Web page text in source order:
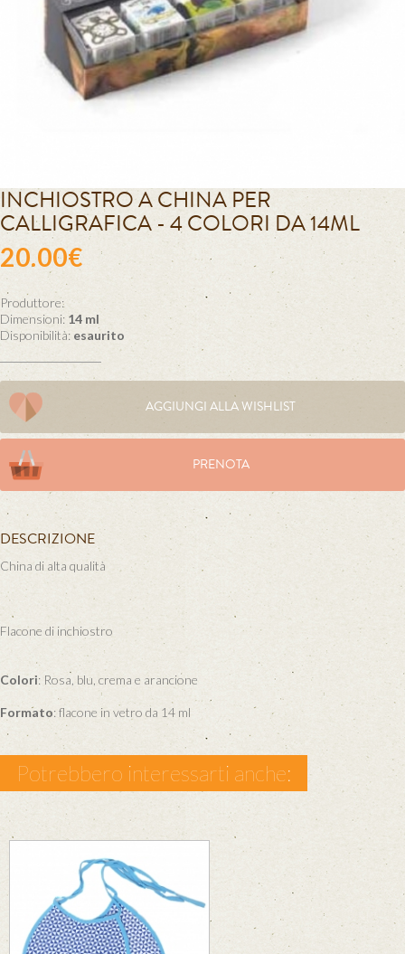
INCHIOSTRO A CHINA PER
CALLIGRAFICA - 4 COLORI DA 14ML
20.00€
Produttore:
Dimensioni: 14 ml
Disponibilità: esaurito
AGGIUNGI ALLA WISHLIST
PRENOTA
DESCRIZIONE
China di alta qualità
Flacone di inchiostro
Colori: Rosa, blu, crema e arancione
Formato: flacone in vetro da 14 ml
Potrebbero interessarti anche: